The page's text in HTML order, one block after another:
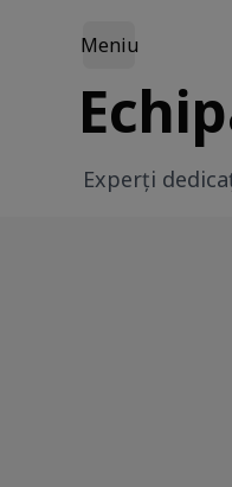
Meniu
Experți